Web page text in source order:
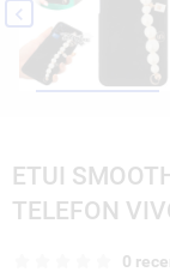

ETUI
TELEFON
0